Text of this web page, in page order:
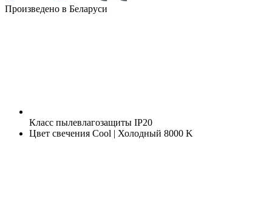
Произведено в Беларуси
Класс пылевлагозащиты IP20
Цвет свечения Cool | Холодный 8000 K